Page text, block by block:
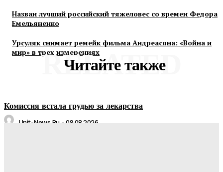
Назван лучший российский тяжеловес со времен Федора
Емельяненко
Урсуляк снимает ремейк фильма Андреасяна: «Война и
мир» в трех измерениях
Читайте также
RELATED
Комиссия встала грудью за лекарства
Unit-News.ru - 09.08.2026